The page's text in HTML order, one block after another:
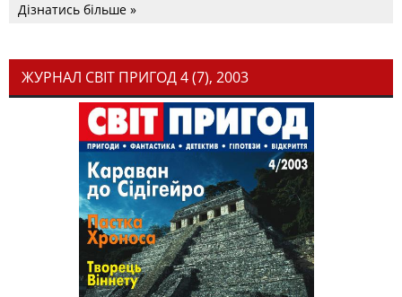
Дізнатись більше »
ЖУРНАЛ СВІТ ПРИГОД 4 (7), 2003